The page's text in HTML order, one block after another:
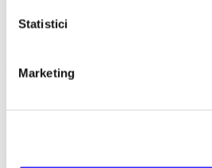
Statistici
Marketing
3.0" is a mirror of our time — and an
fear, into its depths.
Recommended age: +12 years!